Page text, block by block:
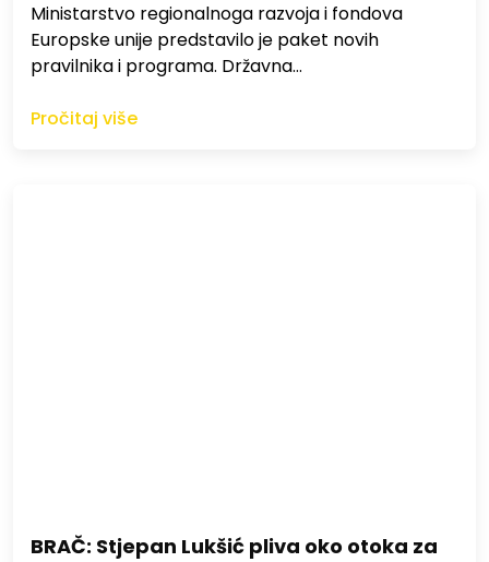
Ministarstvo regionalnoga razvoja i fondova
Europske unije predstavilo je paket novih
pravilnika i programa. Državna…
Pročitaj više
BRAČ: Stjepan Lukšić pliva oko otoka za